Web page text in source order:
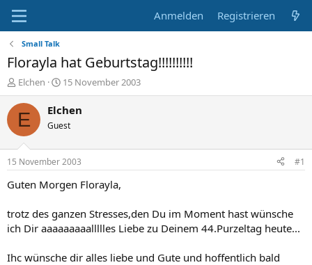
Anmelden Registrieren
Small Talk
Florayla hat Geburtstag!!!!!!!!!!
E
r
s
e
r
Elchen
E
r
s
e
l
t
a
m
15 November 2003
E Elchen
Guest
15 November 2003 #1
Guten Morgen Florayla,
trotz des ganzen Stresses,den Du im Moment hast wünsche
ich Dir aaaaaaaaallllles Liebe zu Deinem 44.Purzeltag heute...
Ihc wünsche dir alles liebe und Gute und hoffentlich bald